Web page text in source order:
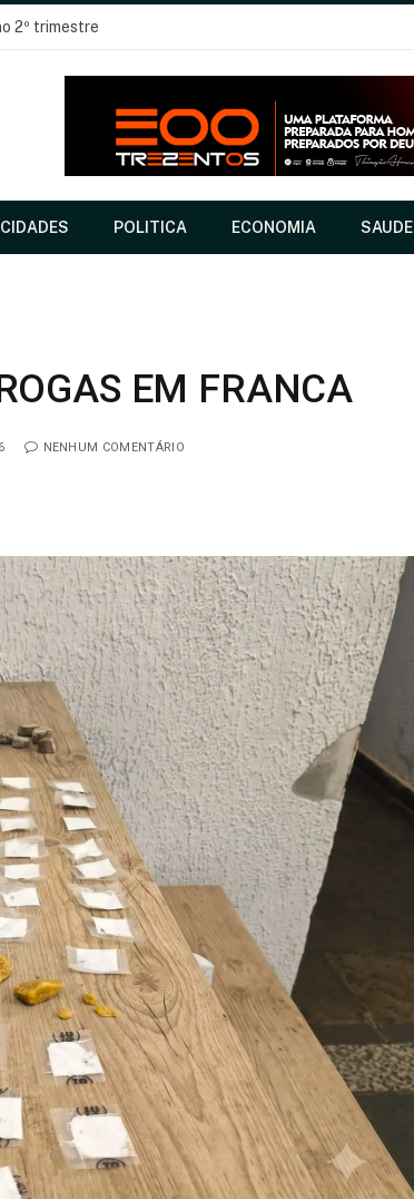
2º trimestre
CIDADES POLITICA ECONOMIA SAUDE
EM FRANCA
NENHUM COMENTÁRIO